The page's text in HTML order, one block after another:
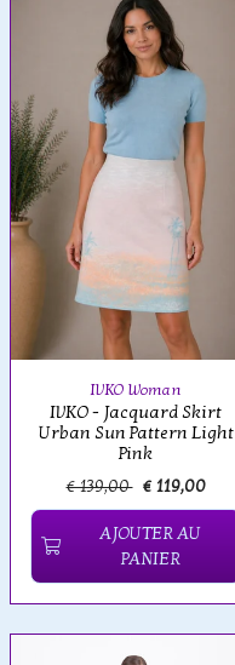
IVKO Woman
IVKO - Jacquard Skirt
Urban Sun Pattern Light
Pink
€ 139,00 € 119,00
AJOUTER AU
PANIER